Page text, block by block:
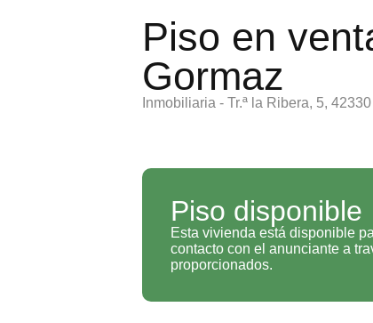
Piso en
Gormaz
Inmobiliaria - Tr.ª la Ribera, 5,
Piso disponible
Esta vivienda está disponible
contacto con el anunciante a
proporcionados.